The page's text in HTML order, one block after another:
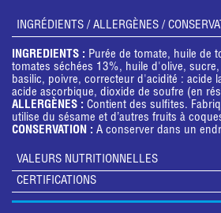
INGRÉDIENTS / ALLERGÈNES /
INGREDIENTS : Purée de tomate, huile de
tomates séchées 13%, huile d'olive,
basilic, poivre, correcteur d'acidité : acide
acide ascorbique, dioxide de soufre (en
ALLERGÈNES : Contient des sulfites.
utilise du sésame et d’autres fruits à
CONSERVATION : A conserver dans un
VALEURS NUTRITIONNELLES
CERTIFICATIONS